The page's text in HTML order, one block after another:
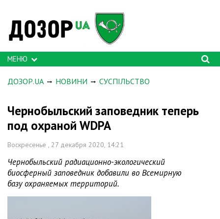
МЕНЮ
ДОЗОР.UA НОВИНИ СУСПІЛЬСТВО
Чернобыльский заповедник теперь
под охраной WDPA
Воскресенье , 27 декабря 2020, 14:21
Чернобыльский радиационно-экологический
биосферный заповедник добавили во Всемирную
базу охраняемых территорий.